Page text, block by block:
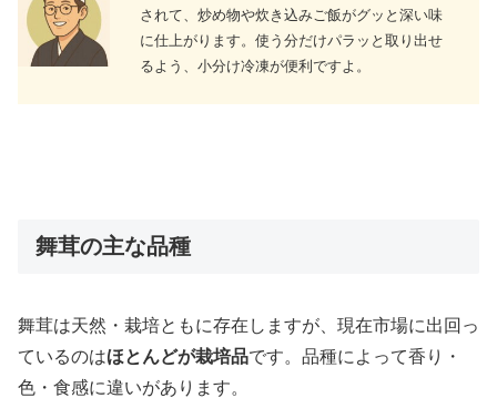
されて、炒め物や炊き込みご飯がグッと深い味
に仕上がります。使う分だけパラッと取り出せ
るよう、小分け冷凍が便利ですよ。
舞茸の主な品種
舞茸は天然・栽培ともに存在しますが、現在市場に出回っ
ているのはほとんどが栽培品です。品種によって香り・
色・食感に違いがあります。